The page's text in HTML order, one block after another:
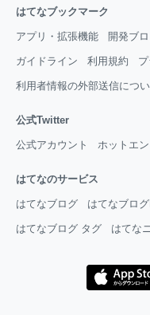
はてなブックマーク
アプリ・拡張機能 開発ブ
ガイドライン 利用規約
利用者情報の外部送信につ
公式Twitter
公式アカウント ホットエ
はてなのサービス
はてなブログ はてなブロ
はてなブログ タグ はてな